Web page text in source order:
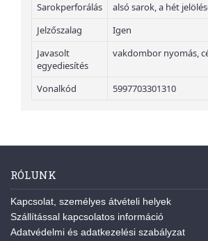
Sarokperforálás
alsó sarok, a hét
Jelzőszalag
Igen
Javasolt
egyediesítés
vakdombor nyomás,
Vonalkód 5997703301310
RÓLUNK
Kapcsolat, személyes átvételi helyek
Szállítással kapcsolatos információ
Adatvédelmi és adatkezelési szabályzat